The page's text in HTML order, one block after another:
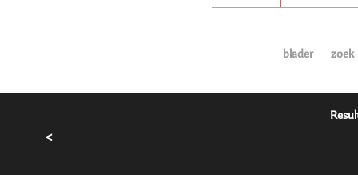
blader zoek
<